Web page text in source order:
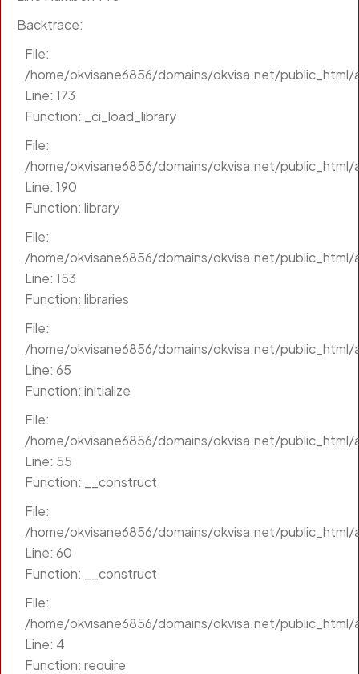
Backtrace:
File:
/home/okvisane6856/domains/okvisa.net/
Line: 173
Function: _ci_load_library
File:
/home/okvisane6856/domains/okvisa.net/
Line: 190
Function: library
File:
/home/okvisane6856/domains/okvisa.net/
Line: 153
Function: libraries
File:
/home/okvisane6856/domains/okvisa.net/
Line: 65
Function: initialize
File:
/home/okvisane6856/domains/okvisa.net/
Line: 55
Function: __construct
File:
/home/okvisane6856/domains/okvisa.net/
Line: 60
Function: __construct
File:
/home/okvisane6856/domains/okvisa.net/
Line: 4
Function: require